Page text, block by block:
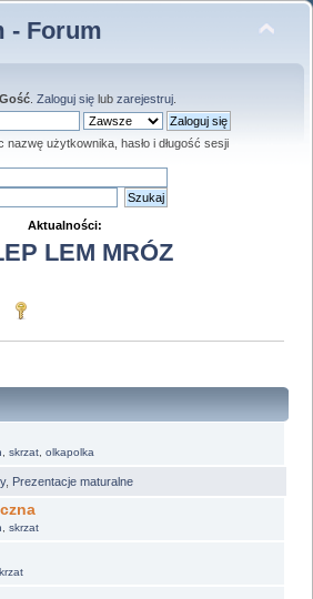
- Forum
Gość. Zaloguj sięlub zarejestruj.
nazwę użytkownika, hasło i długość sesji
Aktualności:
LEM MRÓZ
skrzat, olkapolka
, Prezentacje maturalne
skrzat